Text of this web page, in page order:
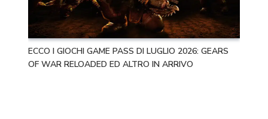
ECCO I GIOCHI GAME PASS DI LUGLIO 2026: GEARS
OF WAR RELOADED ED ALTRO IN ARRIVO